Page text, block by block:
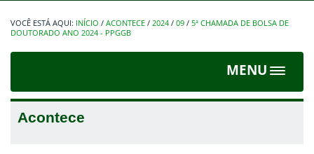
INÍCIO / ACONTECE / 2024 / 09 / 5ª CHAMADA DE BOLSA DE
DOUTORADO ANO 2024 - PPGGB
MENU
Toggle
Acontece